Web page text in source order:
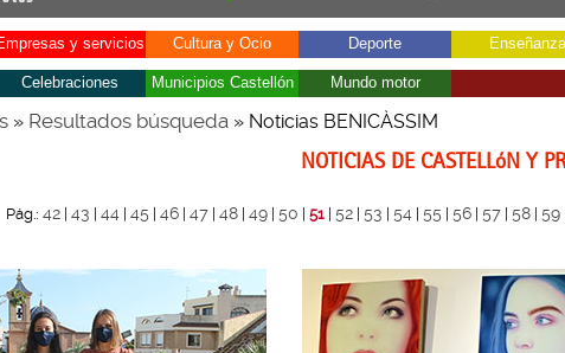
y servicios Cultura y Ocio Deporte Enseñanza
Celebraciones Municipios Castellón Mundo motor
» Resultados búsqueda» Noticias BENICÀSSIM
NOTICIAS DE CASTELLóN Y
Pág.: 42 43 44 45 46 47 48 49 50 51 52 53 54 55 56 57 58 59